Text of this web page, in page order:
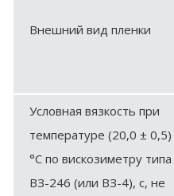
Внешний вид пленки
Условная вязкость при
температуре (20,0 ± 0,5)
°С по вискозиметру типа
ВЗ-246 (или ВЗ-4), с, не